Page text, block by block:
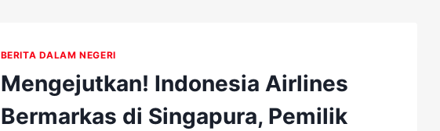
BERITA DALAM NEGERI
Mengejutkan! Indonesia Airlines
Bermarkas di Singapura, Pemilik